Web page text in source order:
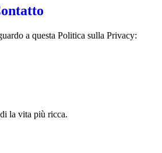
a questa Politica sulla Privacy:
la vita più ricca.